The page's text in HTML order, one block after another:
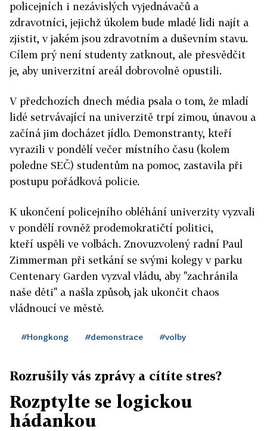
policejních i nezávislých vyjednávačů a
zdravotníci, jejichž úkolem bude mladé lidi najít a
zjistit, v jakém jsou zdravotním a duševním stavu.
Cílem prý není studenty zatknout, ale přesvědčit
je, aby univerzitní areál dobrovolně opustili.
V předchozích dnech média psala o tom, že mladí
lidé setrvávající na univerzitě trpí zimou, únavou a
začíná jim docházet jídlo. Demonstranty, kteří
vyrazili v pondělí večer místního času (kolem
poledne SEČ) studentům na pomoc, zastavila při
postupu pořádková policie.
K ukončení policejního obléhání univerzity vyzvali
v pondělí rovněž prodemokratičtí politici,
kteří uspěli ve volbách. Znovuzvolený radní Paul
Zimmerman při setkání se svými kolegy v parku
Centenary Garden vyzval vládu, aby "zachránila
naše děti" a našla způsob, jak ukončit chaos
vládnoucí ve městě.
#Hongkong #demonstrace #volby
Rozrušily vás zprávy a cítíte stres?
Rozptylte se logickou
hádankou